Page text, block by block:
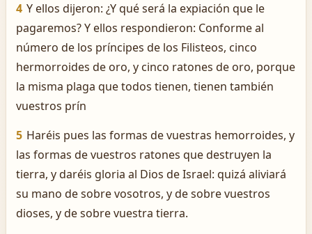
4 Y ellos dijeron: ¿Y qué será la expiación que le
pagaremos? Y ellos respondieron: Conforme al
número de los príncipes de los Filisteos, cinco
hermorroides de oro, y cinco ratones de oro, porque
la misma plaga que todos tienen, tienen también
vuestros prín
5 Haréis pues las formas de vuestras hemorroides, y
las formas de vuestros ratones que destruyen la
tierra, y daréis gloria al Dios de Israel: quizá aliviará
su mano de sobre vosotros, y de sobre vuestros
dioses, y de sobre vuestra tierra.